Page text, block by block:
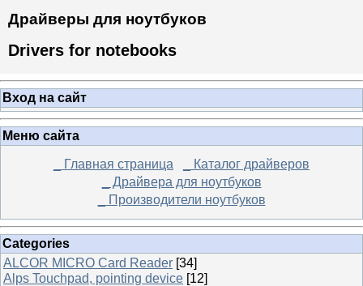
Драйверы для ноутбуков
Drivers for notebooks
Вход на сайт
Меню сайта
_ Главная страница
_ Каталог драйверов
_ Драйвера для ноутбуков
_ Производители ноутбуков
Categories
ALCOR MICRO Card Reader [34]
Alps Touchpad, pointing device [12]